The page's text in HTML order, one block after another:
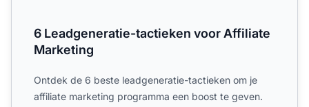
6 Leadgeneratie-tactieken voor Affiliate
Marketing
Ontdek de 6 beste leadgeneratie-tactieken om je
affiliate marketing programma een boost te geven.